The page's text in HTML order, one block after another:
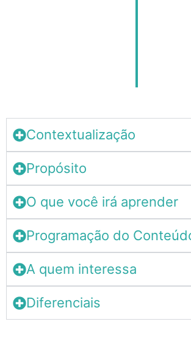
Contextualização
Propósito
O que você irá aprender
Programação do
A quem interessa
Diferenciais